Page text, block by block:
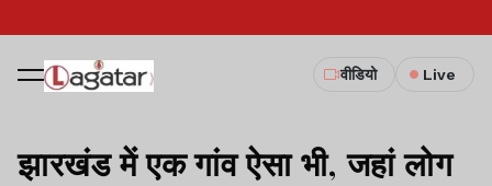
वीडियो Live
झारखंड में एक गांव ऐसा भी, जहां लोग